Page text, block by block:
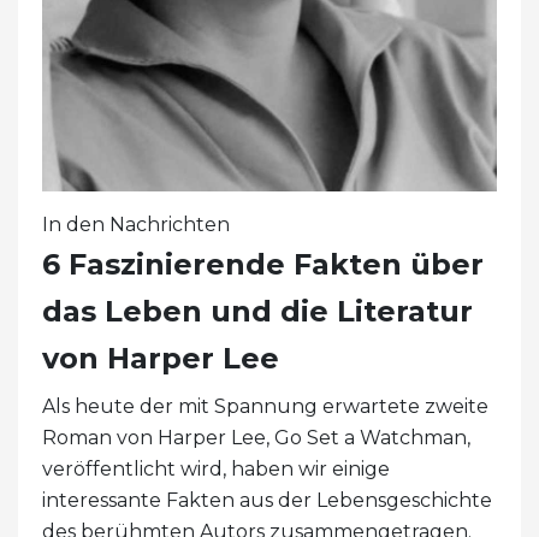
In den Nachrichten
6 Faszinierende Fakten über
das Leben und die Literatur
von Harper Lee
Als heute der mit Spannung erwartete zweite
Roman von Harper Lee, Go Set a Watchman,
veröffentlicht wird, haben wir einige
interessante Fakten aus der Lebensgeschichte
des berühmten Autors zusammengetragen.